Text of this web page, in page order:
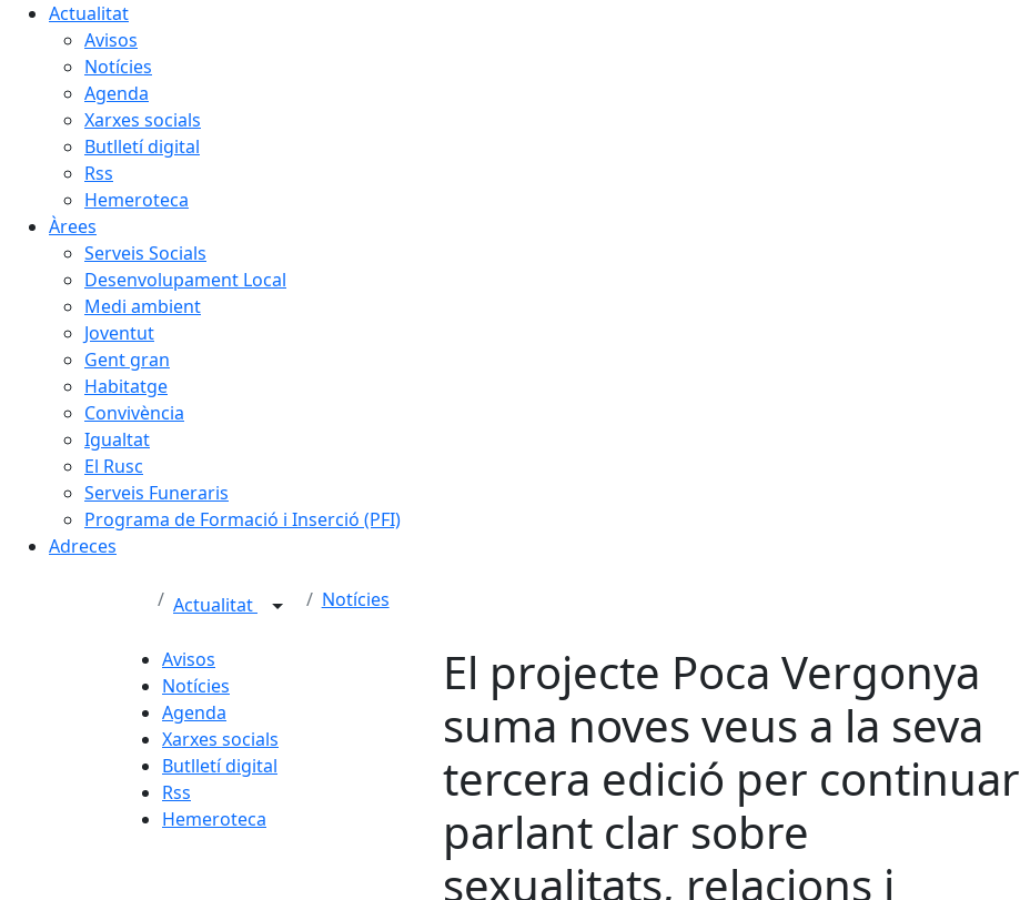
Actualitat
Avisos
Notícies
Agenda
Xarxes socials
Butlletí digital
Rss
Hemeroteca
Àrees
Serveis Socials
Desenvolupament Local
Medi ambient
Joventut
Gent gran
Habitatge
Convivència
Igualtat
El Rusc
Serveis Funeraris
Programa de Formació i Inserció (PFI)
Adreces
Actualitat Notícies
Avisos
Notícies
Agenda
Xarxes socials
Butlletí digital
Rss
Hemeroteca
El projecte Poca Vergonya
suma noves veus a la seva
tercera edició per continuar
parlant clar sobre
sexualitats, relacions i